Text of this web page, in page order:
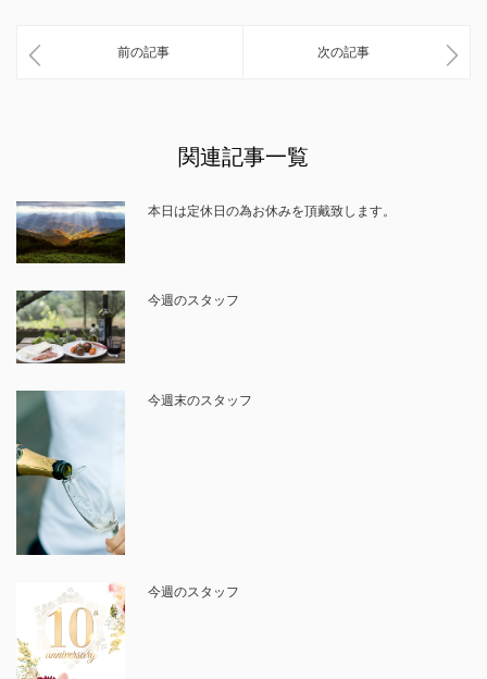
前の記事 次の記事
関連記事一覧
本日は定休日の為お休みを頂戴致します。
今週のスタッフ
今週末のスタッフ
今週のスタッフ